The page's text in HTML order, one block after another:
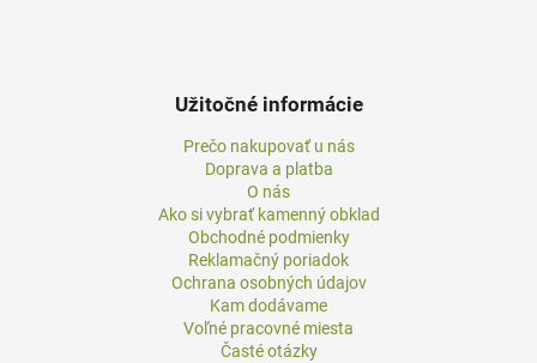
Užitočné informácie
Prečo nakupovať u nás
Doprava a platba
O nás
Ako si vybrať kamenný obklad
Obchodné podmienky
Reklamačný poriadok
Ochrana osobných údajov
Kam dodávame
Voľné pracovné miesta
Časté otázky